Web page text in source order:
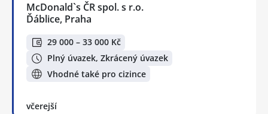
McDonald`s ČR spol. s r.o.
Ďáblice, Praha
29 000 – 33 000 Kč
Plný úvazek, Zkrácený úvazek
Vhodné také pro cizince
včerejší